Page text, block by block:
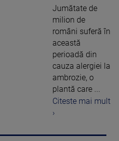
Jumătate de
milion de
români suferă în
această
perioadă din
cauza alergiei la
ambrozie, o
plantă care ...
Citeste mai mult
›